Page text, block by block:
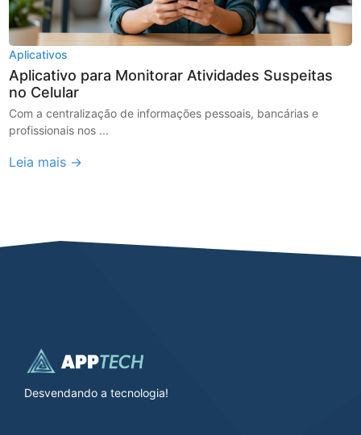
Aplicativos
Aplicativo para Monitorar Atividades Suspeitas
no Celular
Com a centralização de informações pessoais, bancárias e
profissionais nos ...
Leia mais →
Desvendando a tecnologia!